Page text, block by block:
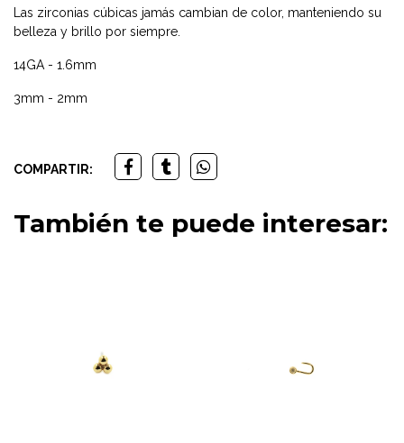
Las zirconias cúbicas jamás cambian de color, manteniendo su
belleza y brillo por siempre.
14GA - 1.6mm
3mm - 2mm
COMPARTIR:
También te puede interesar: